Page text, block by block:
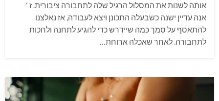
אותה לשנות את המסלול הרגיל שלה לתחבורה ציבורית. ז ‘
אנה עדיין ישנה כשבעלה התכונן ויצא לעבודה, אז נאלצנו
להתאסף על סמך כמה שיידרש כדי להגיע לתחנה ולחכות
לתחבורה. לאחר שאכלה ארוחת…